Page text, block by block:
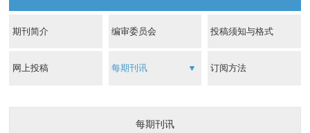
期刊简介 编审委员会 投稿须知与格式
网上投稿 每期刊讯 订阅方法
每期刊讯